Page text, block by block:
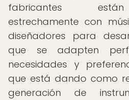
fabricantes
estrechamente con
diseñadores para
que se adapten
necesidades y
que está dando como
generación de